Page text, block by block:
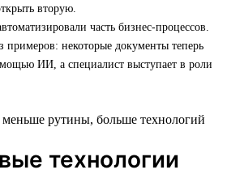
вторую.
часть бизнес-процессов.
примеров: некоторые документы теперь
ИИ, а специалист выступает в роли
технологии